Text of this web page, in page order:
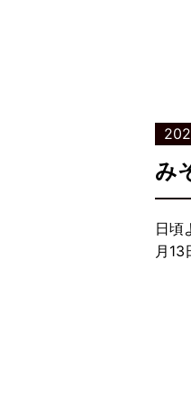
み
日頃
月13